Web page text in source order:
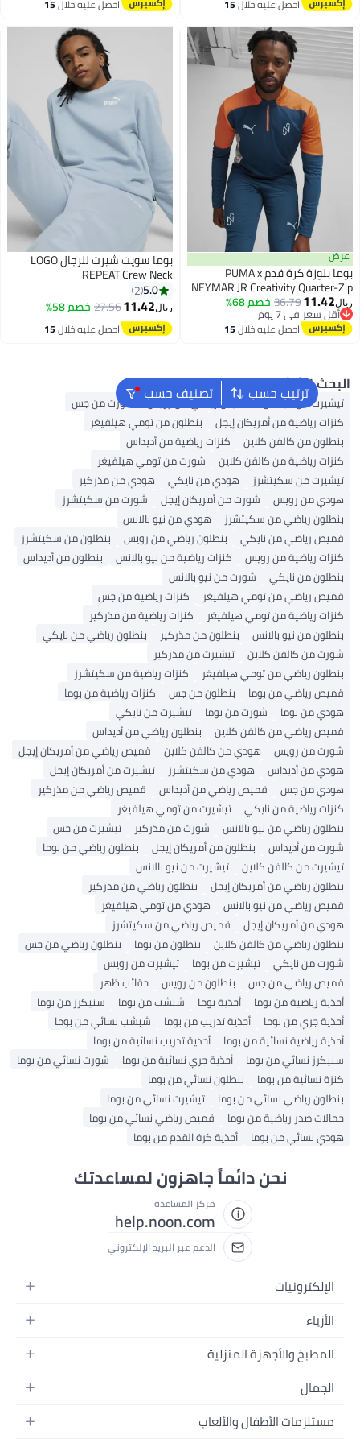
احصل عليه خلال15
اغسطس
احصل عليه خلال15
اغسطس
بوما بلوزة كرة قدم PUMA x
NEYMAR JR Creativity
36.79 خصم 68%
في 7 يوم
في 7 يوم
احصل عليه خلال15
اغسطس
بوما سويت شيرت للرجال LOGO
REPEAT Crew Neck
2
11.42
27.56 خصم 58%
احصل عليه خلال15
اغسطس
ترتيب حسب تصنيف حسب الشائع
من أديداس قميص رياضي من رويس
شورت من جس
رياضية من أمريكان إيجل
بنطلون من تومي هيلفيغر
من كالفن كلاين
كنزات رياضية من أديداس
رياضية من كالفن كلاين
شورت من تومي هيلفيغر
من سكيتشرز
هودي من نايكي
هودي من مذركير
من رويس
شورت من أمريكان إيجل
شورت من سكيتشرز
رياضي من سكيتشرز
هودي من نيو بالانس
رياضي من نايكي
بنطلون رياضي من رويس
بنطلون من سكيتشرز
رياضية من رويس
كنزات رياضية من نيو بالانس
بنطلون من أديداس
من نايكي
شورت من نيو بالانس
رياضي من تومي هيلفيغر
كنزات رياضية من جس
رياضية من تومي هيلفيغر
كنزات رياضية من مذركير
من نيو بالانس
بنطلون من مذركير
بنطلون رياضي من نايكي
من كالفن كلاين
تيشيرت من مذركير
رياضي من تومي هيلفيغر
كنزات رياضية من سكيتشرز
رياضي من بوما
بنطلون من جس
كنزات رياضية من بوما
من بوما
شورت من بوما
تيشيرت من نايكي
رياضي من كالفن كلاين
بنطلون رياضي من أديداس
من رويس
هودي من كالفن كلاين
قميص رياضي من أمريكان إيجل
من أديداس
هودي من سكيتشرز
تيشيرت من أمريكان إيجل
من جس
قميص رياضي من أديداس
قميص رياضي من مذركير
رياضية من نايكي
تيشيرت من تومي هيلفيغر
رياضي من نيو بالانس
شورت من مذركير
تيشيرت من جس
من أديداس
بنطلون من أمريكان إيجل
بنطلون رياضي من بوما
من كالفن كلاين
تيشيرت من نيو بالانس
رياضي من أمريكان إيجل
بنطلون رياضي من مذركير
رياضي من نيو بالانس
هودي من تومي هيلفيغر
من أمريكان إيجل
قميص رياضي من سكيتشرز
رياضي من كالفن كلاين
بنطلون من بوما
بنطلون رياضي من جس
من نايكي
تيشيرت من بوما
تيشيرت من رويس
رياضي من جس
بنطلون من رويس
حقائب ظهر
رياضية من بوما
أحذية بوما شبشب من بوما
سنيكرز من بوما
جري من بوما
أحذية تدريب من بوما
شبشب نسائي من بوما
رياضية نسائية من بوما
أحذية تدريب نسائية من بوما
نسائي من بوما
أحذية جري نسائية من بوما
شورت نسائي من بوما
نسائية من بوما
بنطلون نسائي من بوما
رياضي نسائي من بوما
تيشيرت نسائي من بوما
صدر رياضية من بوما
قميص رياضي نسائي من بوما
نسائي من بوما
أحذية كرة القدم من بوما
نحن دائماً جاهزون لمساعدتك
مركز المساعدة
help.noon.com
الدعم عبر البريد الإلكتروني
المنزلية
نسائية
البنات
الأولاد
والأجهزة المنزلية
والسفرة
الأطفال والألعاب